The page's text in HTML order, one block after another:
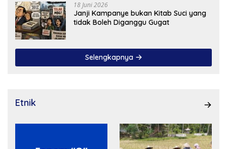
18 Juni 2026
Janji Kampanye bukan Kitab Suci yang
tidak Boleh Diganggu Gugat
Selengkapnya
Etnik